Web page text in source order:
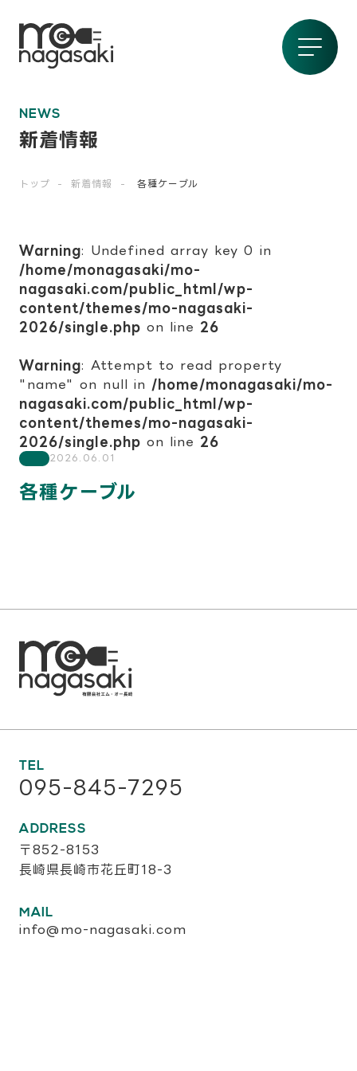
NEWS
新着情報
トップ 新着情報 各種ケーブル
Warning: Undefined array key 0 in
/home/monagasaki/mo-
nagasaki.com/public_html/wp-
content/themes/mo-nagasaki-
2026/single.php on line 26
Warning: Attempt to read property
"name" on null in /home/monagasaki/mo-
nagasaki.com/public_html/wp-
content/themes/mo-nagasaki-
2026/single.php on line 26
2026.06.01
各種ケーブル
TEL
095-845-7295
ADDRESS
〒852-8153
長崎県長崎市花丘町18-3
MAIL
info@mo-nagasaki.com